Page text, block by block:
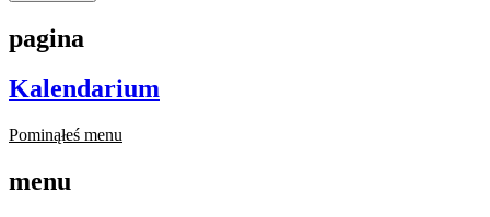
pagina
Kalendarium
Pominąłeś menu
menu